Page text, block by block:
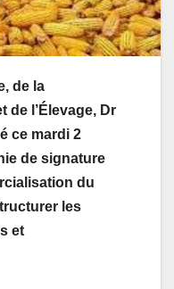
de la
de l’Élevage, Dr
ce mardi 2
de signature
du
les
et